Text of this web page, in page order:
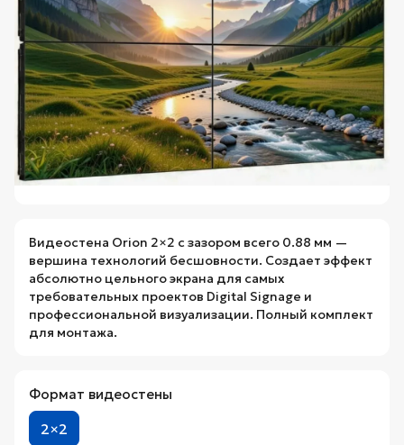
Видеостена Orion 2×2 с зазором всего 0.88 мм —
вершина технологий бесшовности. Создает эффект
абсолютно цельного экрана для самых
требовательных проектов Digital Signage и
профессиональной визуализации. Полный комплект
для монтажа.
Формат видеостены
2×2